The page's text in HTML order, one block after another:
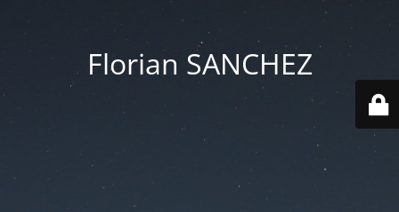
Florian SANCHEZ